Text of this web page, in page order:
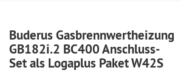
Buderus Gasbrennwertheizung
GB182i.2 BC400 Anschluss-
Set als Logaplus Paket W42S